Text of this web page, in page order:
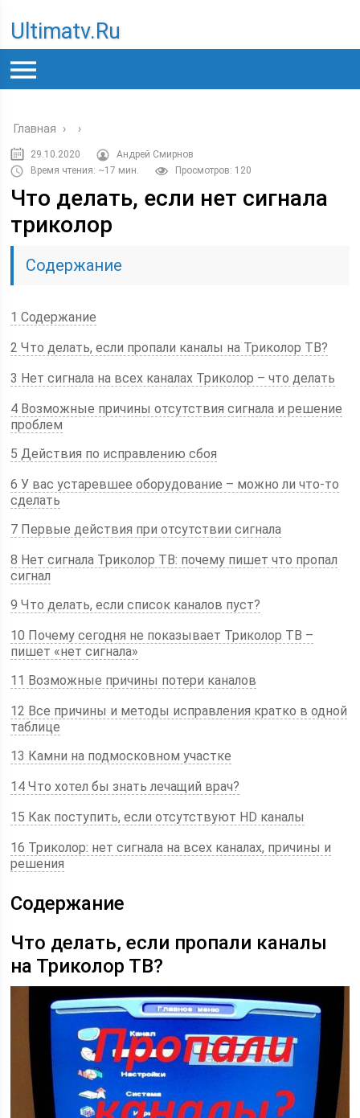
Ultimatv.ru
Главная › ›
29.10.2020
Андрей Смирнов
Время чтения: ~17 мин.
Просмотров: 120
Что делать, если нет сигнала
триколор
Содержание
1 Содержание
2 Что делать, если пропали каналы на Триколор ТВ?
3 Нет сигнала на всех каналах Триколор – что делать
4 Возможные причины отсутствия сигнала и решение
проблем
5 Действия по исправлению сбоя
6 У вас устаревшее оборудование – можно ли что-то
сделать
7 Первые действия при отсутствии сигнала
8 Нет сигнала Триколор ТВ: почему пишет что пропал
сигнал
9 Что делать, если список каналов пуст?
10 Почему сегодня не показывает Триколор ТВ –
пишет «нет сигнала»
11 Возможные причины потери каналов
12 Все причины и методы исправления кратко в одной
таблице
13 Камни на подмосковном участке
14 Что хотел бы знать лечащий врач?
15 Как поступить, если отсутствуют HD каналы
16 Триколор: нет сигнала на всех каналах, причины и
решения
Содержание
Что делать, если пропали каналы
на Триколор ТВ?